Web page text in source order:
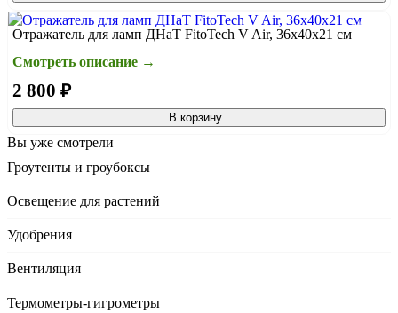
Отражатель для ламп ДНаТ FitoTech V Air, 36x40x21 см
Смотреть описание →
2 800 ₽
В корзину
Вы уже смотрели
Гроутенты и гроубоксы
Освещение для растений
Удобрения
Вентиляция
Термометры-гигрометры